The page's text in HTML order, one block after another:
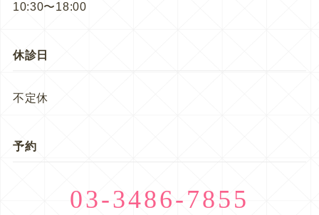
10:30〜18:00
休診日
不定休
予約
03-3486-7855